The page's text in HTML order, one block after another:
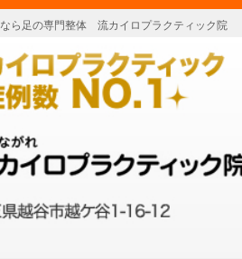
ら足の専門整体 流カイロプラクティック院